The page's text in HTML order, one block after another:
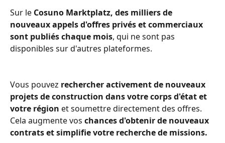
Sur le Cosuno Marktplatz, des milliers de
nouveaux appels d'offres privés et commerciaux
sont publiés chaque mois, qui ne sont pas
disponibles sur d'autres plateformes.
Vous pouvez rechercher activement de nouveaux
projets de construction dans votre corps d'état et
votre région et soumettre directement des offres.
Cela augmente vos chances d'obtenir de nouveaux
contrats et simplifie votre recherche de missions.